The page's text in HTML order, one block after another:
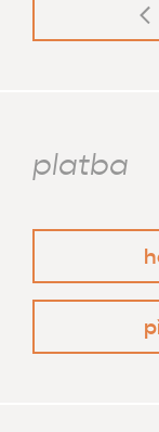
platba